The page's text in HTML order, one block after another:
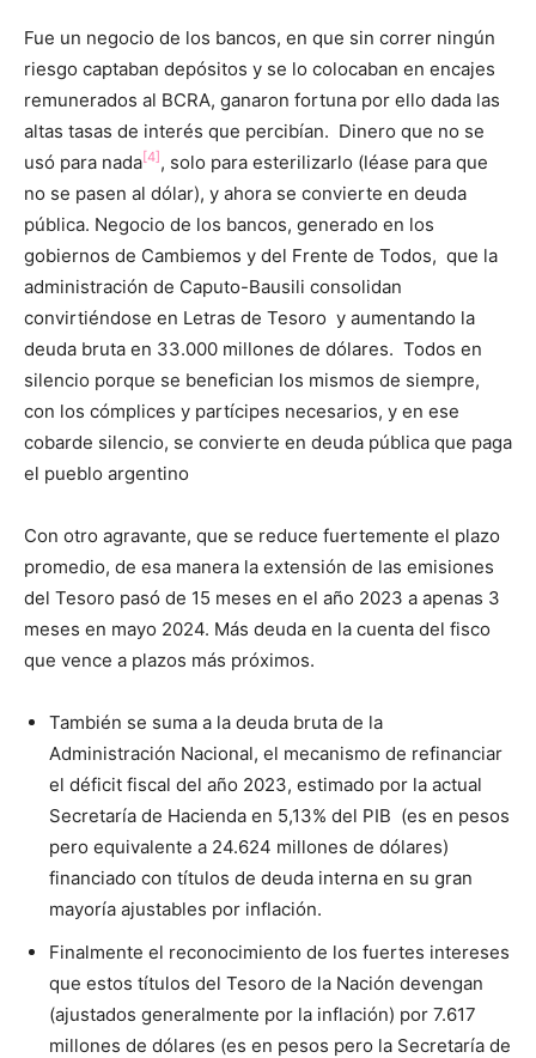
Fue un negocio de los bancos, en que sin correr ningún
riesgo captaban depósitos y se lo colocaban en encajes
remunerados al BCRA, ganaron fortuna por ello dada las
altas tasas de interés que percibían. Dinero que no se
usó para nada[4], solo para esterilizarlo (léase para que
no se pasen al dólar), y ahora se convierte en deuda
pública. Negocio de los bancos, generado en los
gobiernos de Cambiemos y del Frente de Todos, que la
administración de Caputo-Bausili consolidan
convirtiéndose en Letras de Tesoro y aumentando la
deuda bruta en 33.000 millones de dólares. Todos en
silencio porque se benefician los mismos de siempre,
con los cómplices y partícipes necesarios, y en ese
cobarde silencio, se convierte en deuda pública que paga
el pueblo argentino
Con otro agravante, que se reduce fuertemente el plazo
promedio, de esa manera la extensión de las emisiones
del Tesoro pasó de 15 meses en el año 2023 a apenas 3
meses en mayo 2024. Más deuda en la cuenta del fisco
que vence a plazos más próximos.
También se suma a la deuda bruta de la
Administración Nacional, el mecanismo de refinanciar
el déficit fiscal del año 2023, estimado por la actual
Secretaría de Hacienda en 5,13% del PIB (es en pesos
pero equivalente a 24.624 millones de dólares)
financiado con títulos de deuda interna en su gran
mayoría ajustables por inflación.
Finalmente el reconocimiento de los fuertes intereses
que estos títulos del Tesoro de la Nación devengan
(ajustados generalmente por la inflación) por 7.617
millones de dólares (es en pesos pero la Secretaría de